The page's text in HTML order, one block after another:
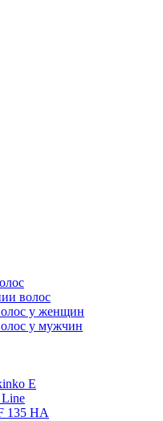
волос
у женщин
у мужчин
E
135 HA